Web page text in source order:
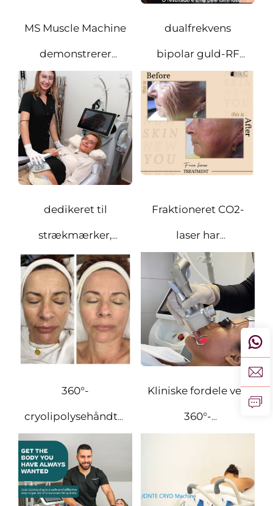
MS Muscle Machine
demonstrerer
målbare
forbedringer i
muskeltonus,
fasthed og
kropskontur
dualfrekvens
bipolar guld-RF
mikrokanalbehandling
dedikeret til
strækmærker,
pigmentforandringer
og hudopfriskning
Fraktioneret CO2-
laser har
fremragende
effektivitet inden
for hudbehandling
og besidder to
betydelige kliniske
360°-
cryolipolysehåndtag
af silikone af
fødevarekvalitet
Kliniske fordele ved
360°-